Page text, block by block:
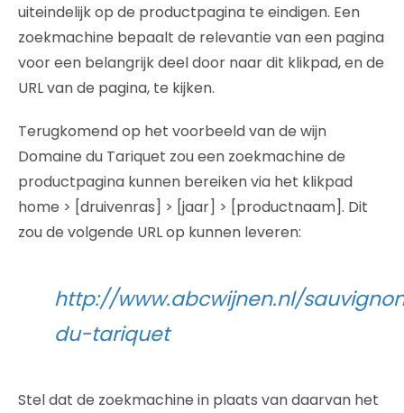
uiteindelijk op de productpagina te eindigen. Een
zoekmachine bepaalt de relevantie van een pagina
voor een belangrijk deel door naar dit klikpad, en de
URL van de pagina, te kijken.
Terugkomend op het voorbeeld van de wijn
Domaine du Tariquet zou een zoekmachine de
productpagina kunnen bereiken via het klikpad
home > [druivenras] > [jaar] > [productnaam]. Dit
zou de volgende URL op kunnen leveren:
http://www.abcwijnen.nl/
du-tariquet
Stel dat de zoekmachine in plaats van daarvan het